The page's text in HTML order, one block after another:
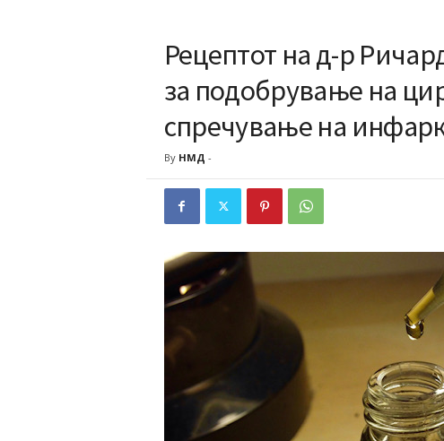
Рецептот на д-р
за подобрување на
спречување на
By НМД -